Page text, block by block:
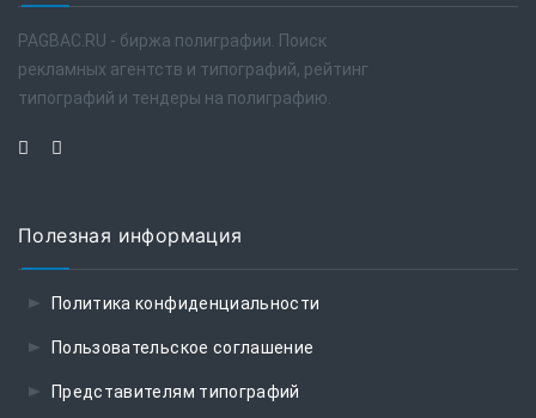
PAGBAC.RU - биржа полиграфии. Поиск
рекламных агентств и типографий, рейтинг
типографий и тендеры на полиграфию.
Полезная информация
Политика конфиденциальности
Пользовательское соглашение
Представителям типографий